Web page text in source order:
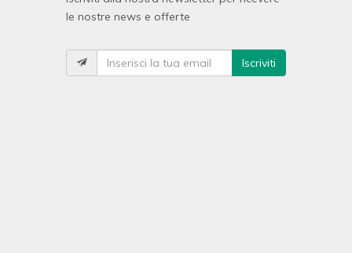
le nostre news e offerte
Iscriviti